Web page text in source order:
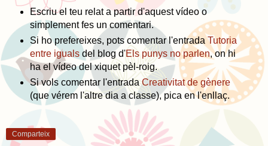
Escriu el teu relat a partir d'aquest vídeo o
simplement fes un comentari.
Si ho prefereixes, pots comentar l'entradaTutoria
entre igualsdel blog d'Els punys no parlen, on hi
ha el vídeo del xiquet pèl-roig.
Si vols comentar l'entradaCreativitat de gènere
(que vérem l'altre dia a classe), pica en l'enllaç.
Comparteix